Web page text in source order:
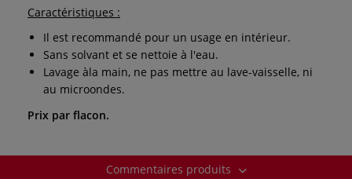
Caractéristiques :
Il est recommandé pour un usage en intérieur.
Sans solvant et se nettoie à l'eau.
Lavage àla main, ne pas mettre au lave-vaisselle, ni
au microondes.
Prix par flacon.
Commentaires produits